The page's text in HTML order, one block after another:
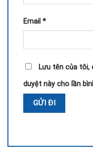
Email *
Lưu tên của tôi,
duyệt này cho lần